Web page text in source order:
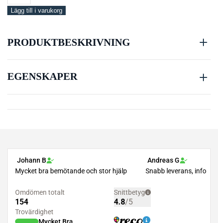
Latex
Lägg till i varukorg
PRODUKTBESKRIVNING
EGENSKAPER